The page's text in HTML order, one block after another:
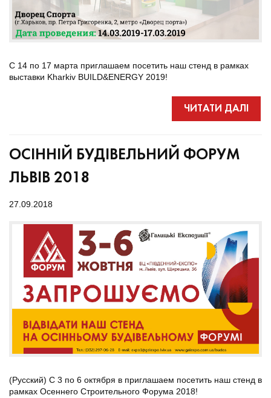
С 14 по 17 марта приглашаем посетить наш стенд в рамках
выставки Kharkiv BUILD&ENERGY 2019!
ЧИТАТИ ДАЛІ
ОСІННІЙ БУДІВЕЛЬНИЙ ФОРУМ
ЛЬВІВ 2018
27.09.2018
(Русский) С 3 по 6 октября в приглашаем посетить наш стенд в
рамках Осеннего Строительного Форума 2018!